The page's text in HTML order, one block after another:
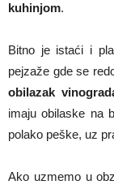
kuhinjom.
Bitno je istaći i
pejzaže gde se
obilazak
imaju obilaske na
polako peške, uz
Ako uzmemo u